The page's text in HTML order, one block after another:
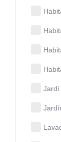
Jardí